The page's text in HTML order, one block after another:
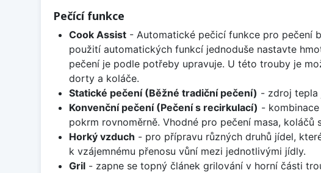
Pečící funkce
Cook Assist- Automatické pečicí funkce pro pečení
použití automatických funkcí jednoduše nastavte
pečení je podle potřeby upravuje. U této trouby je
dorty a koláče.
Statické pečení (Běžné tradiční pečení) - zdroj tepla
Konvenční pečení (Pečení s recirkulací) -
pokrm rovnoměrně. Vhodné pro pečení masa,
Horký vzduch - pro přípravu různých druhů jídel,
k vzájemnému přenosu vůní mezi jednotlivými jídly.
Gril- zapne se topný článek grilování v horní části